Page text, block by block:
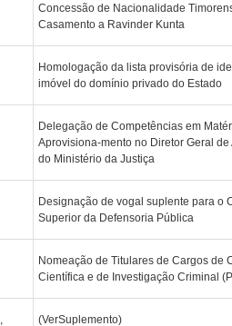
Concessão de Nacionalidade
Casamento a Ravinder Kunta
Homologação da lista provisória de
imóvel do domínio privado do Estado
Delegação de Competências em
Aprovisiona-mento no Diretor Geral de
do Ministério da Justiça
Designação de vogal suplente para o
Superior da Defensoria Pública
Nomeação de Titulares de Cargos de
Científica e de Investigação Criminal
(VerSuplemento)